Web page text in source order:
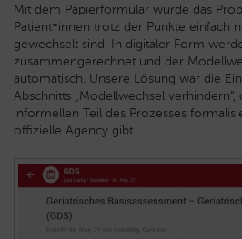
Mit dem Papierformular wurde das
Patient*innen trotz der Punkte einfach
gewechselt sind. In digitaler Form
zusammengerechnet und der
automatisch. Unsere Lösung war die
Abschnitts „Modellwechsel
informellen Teil des Prozesses
offizielle Agency gibt.